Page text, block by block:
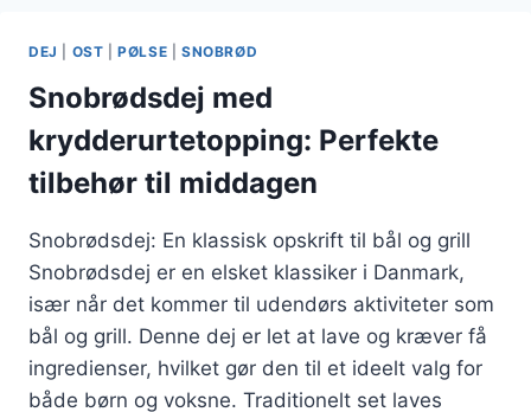
GRILLEN
DEJ OST |PØLSE SNOBRØD
Snobrødsdej med
krydderurtetopping: Perfekte
tilbehør til middagen
Snobrødsdej: En klassisk opskrift til bål og grill
Snobrødsdej er en elsket klassiker i Danmark,
især når det kommer til udendørs aktiviteter som
bål og grill. Denne dej er let at lave og kræver få
ingredienser, hvilket gør den til et ideelt valg for
både børn og voksne. Traditionelt set laves